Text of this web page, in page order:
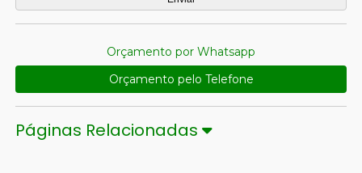
Orçamento por Whatsapp
Orçamento pelo Telefone
Páginas Relacionadas